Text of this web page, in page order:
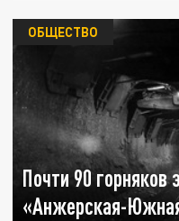
Почти 90
«Анжерская-
ОБЩЕСТВО